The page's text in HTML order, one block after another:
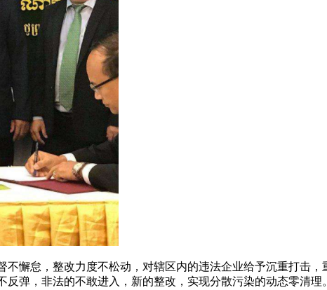
懈怠，整改力度不松动，对辖区内的违法企业给予沉重打击，
弹，非法的不敢进入，新的整改，实现分散污染的动态零清理。